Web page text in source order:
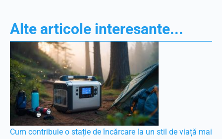
Alte articole interesante...
Cum contribuie o stație de încărcare la un stil de viață mai